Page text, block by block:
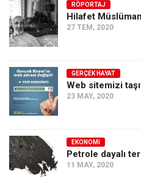
Ekonomi
Spor
Manzara
Sağlık
Gıda-Beslenme
Hayat
Siyaset
Dünya
RÖPORTAJ
Hilafet
27 TEM, 2020
GERÇEK HAYAT
Web sitemizi
23 MAY, 2020
EKONOMI
Petrole dayalı
11 MAY, 2020